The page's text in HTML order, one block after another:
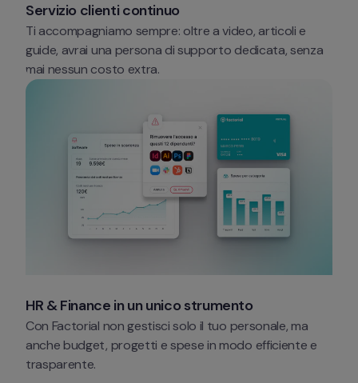
Servizio clienti continuo
Ti accompagniamo sempre: oltre a video, articoli e
guide, avrai una persona di supporto dedicata, senza
mai nessun costo extra.
HR & Finance in un unico strumento
Con Factorial non gestisci solo il tuo personale, ma
anche budget, progetti e spese in modo efficiente e
trasparente.